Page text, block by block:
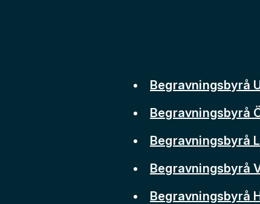
Begravningsbyrå
Begravningsbyrå
Begravningsbyrå
Begravningsbyrå
Begravningsbyrå